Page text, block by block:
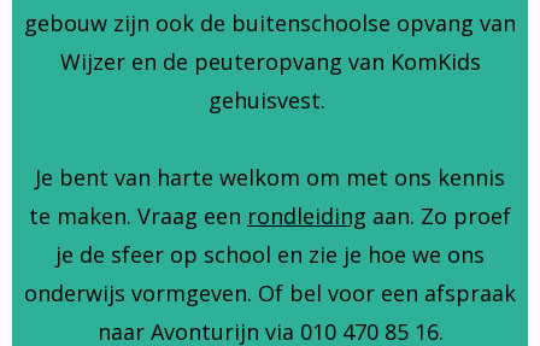
gebouw zijn ook de buitenschoolse opvang van
Wijzer en de peuteropvang van KomKids
gehuisvest.
Je bent van harte welkom om met ons kennis
te maken. Vraag een rondleiding aan. Zo proef
je de sfeer op school en zie je hoe we ons
onderwijs vormgeven. Of bel voor een afspraak
naar Avonturijn via 010 470 85 16.